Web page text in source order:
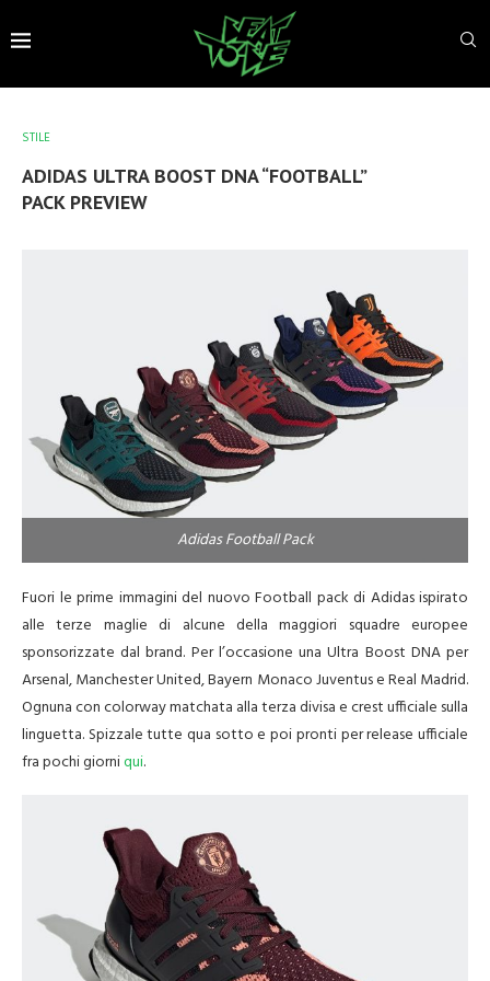
STILE
ADIDAS ULTRA BOOST DNA “FOOTBALL”
PACK PREVIEW
Adidas Football Pack
Fuori le prime immagini del nuovo Football pack di Adidas ispirato
alle terze maglie di alcune della maggiori squadre europee
sponsorizzate dal brand. Per l’occasione una Ultra Boost DNA per
Arsenal, Manchester United, Bayern Monaco Juventus e Real Madrid.
Ognuna con colorway matchata alla terza divisa e crest ufficiale sulla
linguetta. Spizzale tutte qua sotto e poi pronti per release ufficiale
fra pochi giorniqui.